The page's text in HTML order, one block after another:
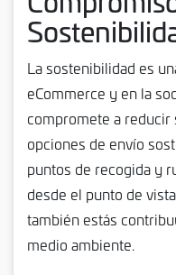
La sostenibilidad es
eCommerce y en la
compromete a
opciones de envío
puntos de recogida y
desde el punto de
también estás
medio ambiente.